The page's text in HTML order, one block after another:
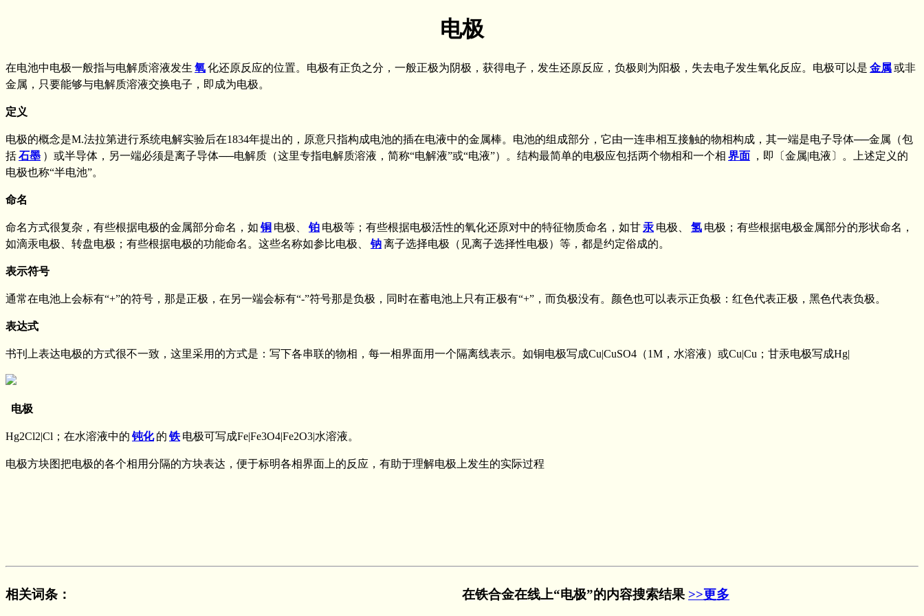
电极
在电池中电极一般指与电解质溶液发生 氧化还原反应的位置。电极有正负之分，一般正极为阴极，获得电子，发生还原反应，负极则为阳极，失去电子发生氧化反应。电极可以是 金属或非
金属，只要能够与电解质溶液交换电子，即成为电极。
定义
电极的概念是M.法拉第进行系统电解实验后在1834年提出的，原意只指构成电池的插在电液中的金属棒。电池的组成部分，它由一连串相互接触的物相构成，其一端是电子导体──金属（包
括石墨 ）或半导体，另一端必须是离子导体──电解质（这里专指电解质溶液，简称“电解液”或“电液”）。结构最简单的电极应包括两个物相和一个相 界面 ，即〔金属|电液〕。上述定义的
电极也称“半电池”。
命名
命名方式很复杂，有些根据电极的金属部分命名，如 铜 电极、 铂 电极等；有些根据电极活性的氧化还原对中的特征物质命名，如甘 汞 电极、 氢 电极；有些根据电极金属部分的形状命名，
如滴汞电极、转盘电极；有些根据电极的功能命名。这些名称如参比电极、
钠离子选择电极（见离子选择性电极）等，都是约定俗成的。
表示符号
通常在电池上会标有“+”的符号，那是正极，在另一端会标有“-”符号那是负极，同时在蓄电池上只有正极有“+”，而负极没有。颜色也可以表示正负极：红色代表正极，黑色代表负极。
表达式
书刊上表达电极的方式很不一致，这里采用的方式是：写下各串联的物相，每一相界面用一个隔离线表示。如铜电极写成Cu|CuSO4（1Μ，水溶液）或Cu|Cu；甘汞电极写成Hg|
电极
Hg2Cl2|Cl；在水溶液中的 钝化 的 铁 电极可写成Fe|Fe3O4|Fe2O3|水溶液。
电极方块图把电极的各个相用分隔的方块表达，便于标明各相界面上的反应，有助于理解电极上发生的实际过程
相关词条 ： 在铁合金在线上“电极”的内容搜索结果 >>更多